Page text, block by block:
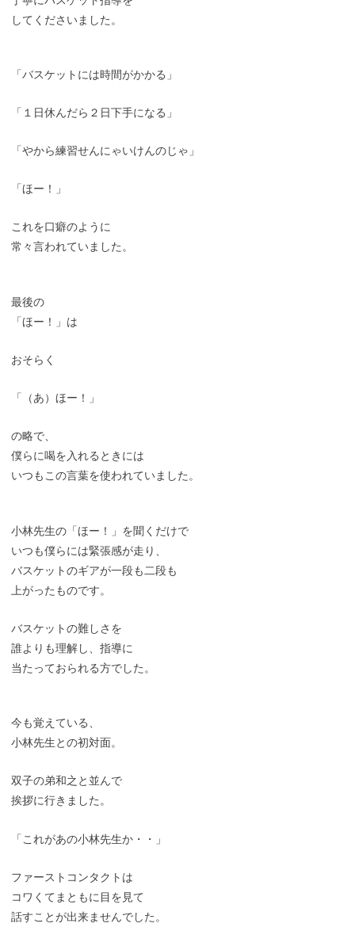
してくださいました。
「バスケットには時間がかかる」
「１日休んだら２日下手になる」
「やから練習せんにゃいけんのじゃ」
「ほー！」
これを口癖のように
常々言われていました。
最後の
「ほー！」は
おそらく
「（あ）ほー！」
の略で、
僕らに喝を入れるときには
いつもこの言葉を使われていました。
小林先生の「ほー！」を聞くだけで
いつも僕らには緊張感が走り、
バスケットのギアが一段も二段も
上がったものです。
バスケットの難しさを
誰よりも理解し、指導に
当たっておられる方でした。
今も覚えている、
小林先生との初対面。
双子の弟和之と並んで
挨拶に行きました。
「これがあの小林先生か・・」
ファーストコンタクトは
コワくてまともに目を見て
話すことが出来ませんでした。